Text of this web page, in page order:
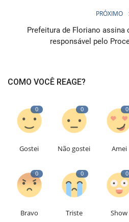
PRÓXIMO
Prefeitura de Floriano assina
responsável pelo
COMO VOCÊ REAGE?
0
Gostei
0
Não gostei
0
Amei
0
Bravo
0
Triste
0
Show